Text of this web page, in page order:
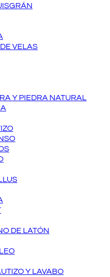
VELAS
Y PIEDRA NATURAL
DE LATÓN
Y LAVABO